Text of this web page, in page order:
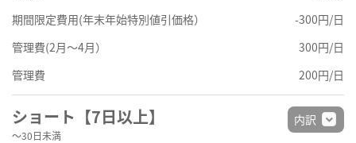
期間限定費用(年末年始特別値引価格）
-300円/日
管理費(2月～4月）
300円/日
管理費
200円/日
ショート【7日以上】
～30日未満
内訳